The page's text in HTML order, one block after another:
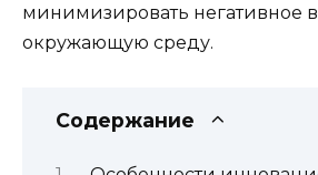
минимизировать негативное
окружающую среду.
Содержание